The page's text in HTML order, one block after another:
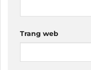
Trang web